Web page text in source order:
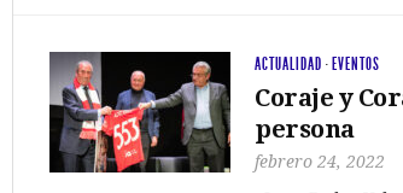
ACTUALIDAD · EVENTOS
Coraje y
persona
febrero 24, 2022